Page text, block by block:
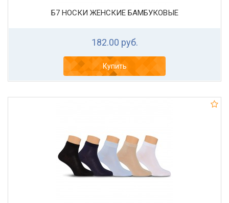
Б7 НОСКИ ЖЕНСКИЕ БАМБУКОВЫЕ
182.00 руб.
Купить